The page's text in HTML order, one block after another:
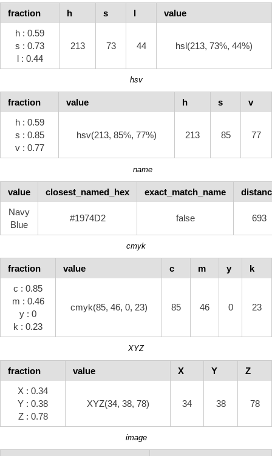
fraction h s l
value
h : 0.59
s : 0.73
l : 0.44
213 73 44 hsl(213, 73%, 44%)
hsv
fraction value h s
v
h : 0.59
s : 0.85
v : 0.77
hsv(213, 85%, 77%) 213 85 77
name
value closest_named_hex exact_match_name
Navy
Blue
#1974D2 false 693
cmyk
fraction value c m y
k
c : 0.85
m : 0.46
y : 0
k : 0.23
cmyk(85, 46, 0, 23) 85 46 0 23
XYZ
fraction value X Y
Z
X : 0.34
Y : 0.38
Z : 0.78
XYZ(34, 38, 78) 34 38 78
image